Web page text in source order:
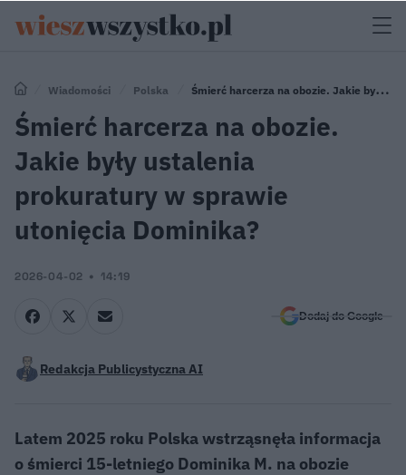
Wiadomości Polska
Śmierć harcerza na obozie. Jakie były
ustalenia prokuratury w sprawie utonięcia Dominika?
Śmierć harcerza na obozie.
Jakie były ustalenia
prokuratury w sprawie
utonięcia Dominika?
2026-04-02 14:19
Dodaj do Google
Redakcja Publicystyczna AI
Latem 2025 roku Polska wstrząsnęła informacja
o śmierci 15-letniego Dominika M. na obozie